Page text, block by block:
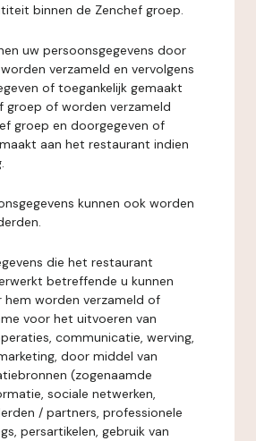
binnen de Zenchef groep.
uw persoonsgegevens door
verzameld en vervolgens
of toegankelijk gemaakt
groep of worden verzameld
groep en doorgegeven of
aan het restaurant indien
kunnen ook worden
die het restaurant
betreffende u kunnen
hem worden verzameld of
voor het uitvoeren van
communicatie, werving,
door middel van
(zogenaamde
sociale netwerken,
/ partners, professionele
persartikelen, gebruik van